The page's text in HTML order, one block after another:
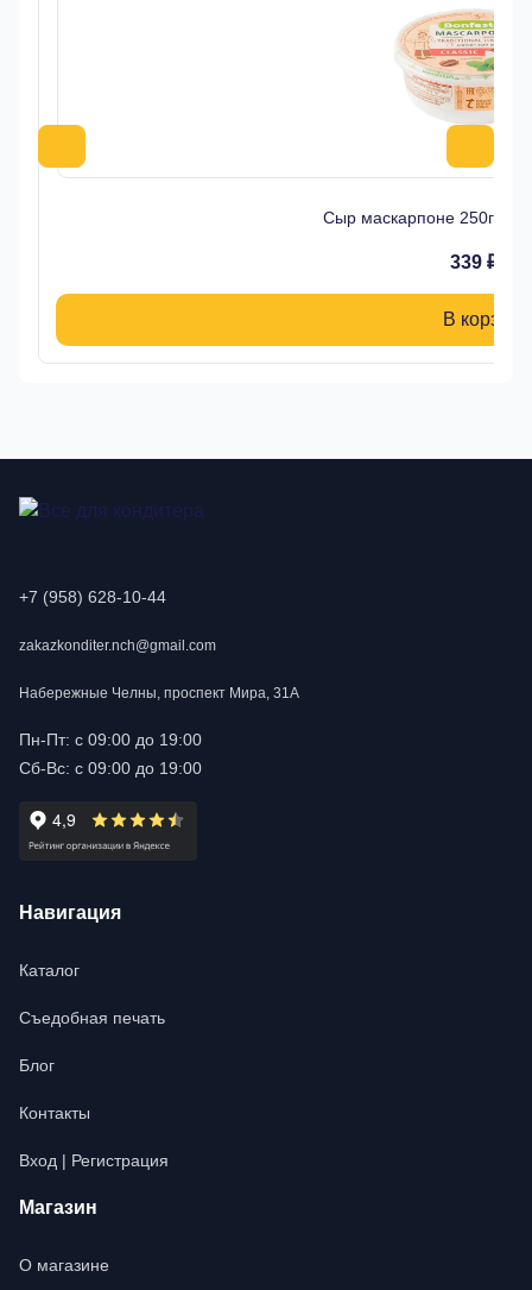
Сыр маскарпоне 250гр
339 ₽
В корзину
+7 (958) 628-10-44
zakazkonditer.nch@gmail.com
Набережные Челны, проспект Мира, 31А
Пн-Пт: с 09:00 до 19:00
Сб-Вс: с 09:00 до 19:00
Навигация
Каталог
Съедобная печать
Блог
Контакты
Вход | Регистрация
Магазин
О магазине